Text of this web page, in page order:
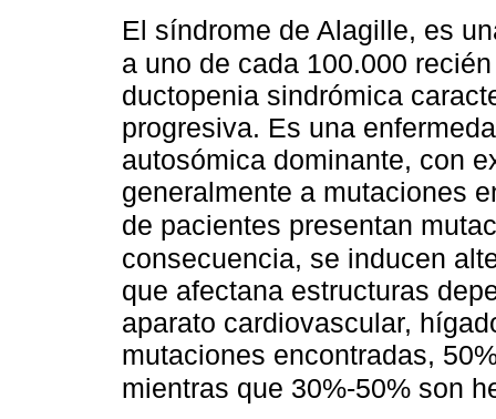
El síndrome de Alagille, es
a uno de cada 100.000
ductopenia sindrómica
progresiva. Es una
autosómica dominante, con
generalmente a mutaciones
de pacientes presentan
consecuencia, se inducen
que afectana estructuras
aparato cardiovascular,
mutaciones encontradas,
mientras que 30%-50% son